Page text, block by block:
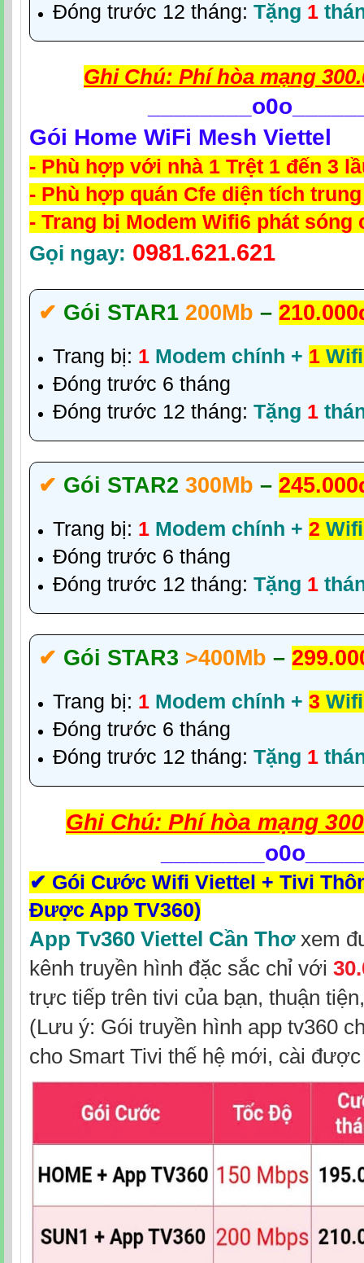
Đóng trước 12 tháng: Tặng 1
Ghi Chú: Phí hòa mạng
Gói Home WiFi Mesh Viettel
- Phù hợp với nhà 1 Trệt 1 đến 3
- Phù hợp quán Cfe diện tích
- Trang bị Modem Wifi6 phát sóng
Gọi ngay: 0981.621.621
✔‎ Gói STAR1 200Mb –
Trang bị: 1 Modem chính + 1
Đóng trước 6 tháng
Đóng trước 12 tháng: Tặng 1
✔‎ Gói STAR2 300Mb –
Trang bị: 1 Modem chính + 2
Đóng trước 6 tháng
Đóng trước 12 tháng: Tặng 1
✔‎ Gói STAR3 >400Mb –
Trang bị: 1 Modem chính + 3
Đóng trước 6 tháng
Đóng trước 12 tháng: Tặng 1
Ghi Chú: Phí hòa mạng
✔ Gói Cước Wifi Viettel + Tivi
Được App TV360)
App Tv360 Viettel Cần Thơxem
kênh truyền hình đặc sắc chỉ với
trực tiếp trên tivi của bạn, thuận
(Lưu ý: Gói truyền hình app tv360
cho Smart Tivi thế hệ mới, cài